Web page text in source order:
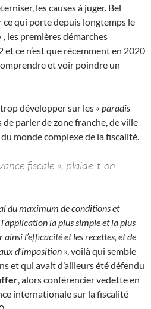
les causes à juger. Bel
ce qui porte depuis longtemps le
, les premières démarches
ce n’est que récemment en 2020
et voir poindre un
développer sur les « paradis
parler de zone franche, de ville
monde complexe de la fiscalité.
fiscale », plaide-t-on
du maximum de conditions et
l’application la plus simple et la plus
ainsi l’efficacité et les recettes, et de
d’imposition », voilà qui semble
et qui avait d’ailleurs été défendu
, alors conférencier vedette en
internationale sur la fiscalité